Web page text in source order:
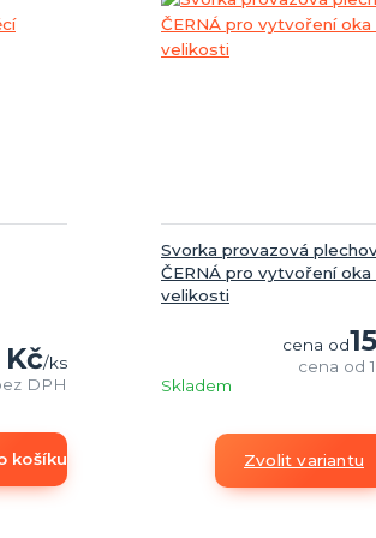
/ks
DPH
košíku
Svorka provazová
ČERNÁ pro vytvoření oka
velikosti
cena od
cena od
Skladem
Zvolit variantu